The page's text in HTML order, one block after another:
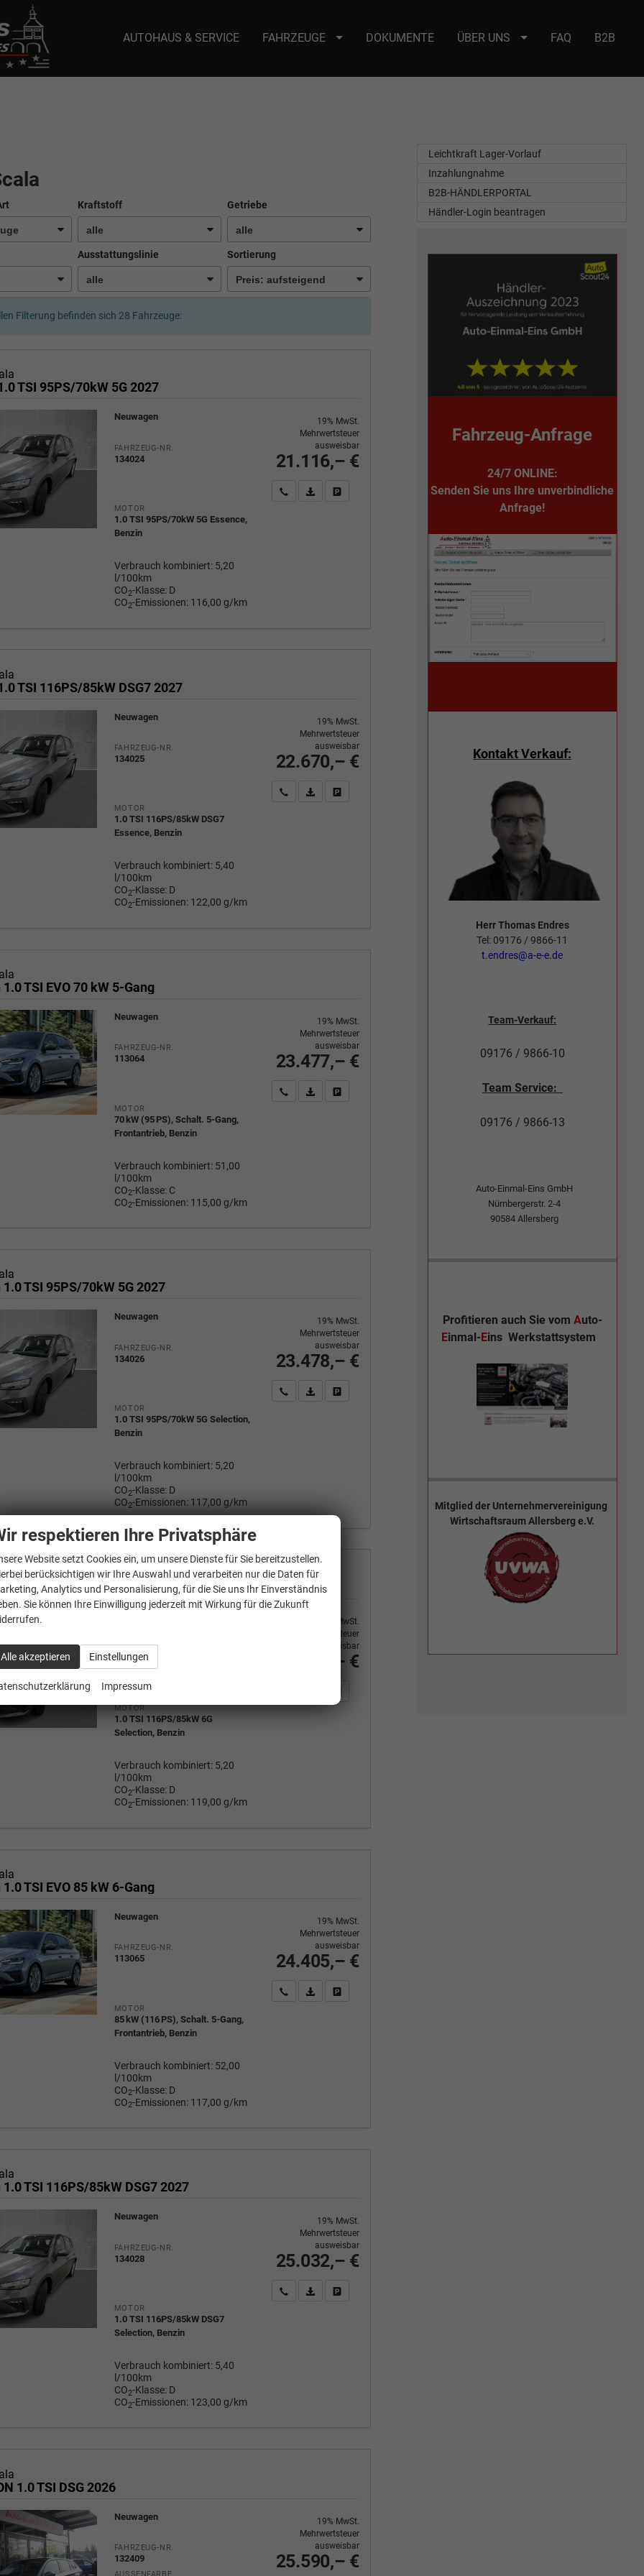
aee-de0k._domainkey.autoeinmaleins.onmicrosoft.com Host Name : selector2._domainkey Points to address or value: selector2-aee-
AUTOHAUS & SERVICE FAHRZEUGE DOKUMENTE ÜBER UNS FAQ B2B
Kraftstoff Getriebe
Ausstattungslinie Sortierung
Filterung befinden sich 28 Fahrzeuge:
TSI 95PS/70kW 5G 2027
Neuwagen
FAHRZEUG-NR.
134024
MOTOR
1.0 TSI 95PS/70kW 5G Essence,
Benzin
Verbrauch kombiniert: 5,20
l/100km
CO2-Klasse: D
CO2-Emissionen: 116,00 g/km
21.116,– €
19% MwSt.
Mehrwertsteuer
ausweisbar
Wir rufen Sie anPDF-Fahrzeugexposé drucken
Fahrzeug drucken, parken oder vergleichen
TSI 116PS/85kW DSG7 2027
Neuwagen
FAHRZEUG-NR.
134025
MOTOR
1.0 TSI 116PS/85kW DSG7
Essence, Benzin
Verbrauch kombiniert: 5,40
l/100km
CO2-Klasse: D
CO2-Emissionen: 122,00 g/km
22.670,– €
19% MwSt.
Mehrwertsteuer
ausweisbar
Wir rufen Sie anPDF-Fahrzeugexposé drucken
Fahrzeug drucken, parken oder vergleichen
TSI EVO 70 kW 5-Gang
Neuwagen
FAHRZEUG-NR.
113064
MOTOR
70 kW (95 PS), Schalt. 5-Gang,
Frontantrieb, Benzin
Verbrauch kombiniert: 51,00
l/100km
CO2-Klasse: C
CO2-Emissionen: 115,00 g/km
23.477,– €
19% MwSt.
Mehrwertsteuer
ausweisbar
Wir rufen Sie anPDF-Fahrzeugexposé drucken
Fahrzeug drucken, parken oder vergleichen
TSI 95PS/70kW 5G 2027
Neuwagen
FAHRZEUG-NR.
134026
MOTOR
1.0 TSI 95PS/70kW 5G Selection,
Benzin
Verbrauch kombiniert: 5,20
l/100km
CO2-Klasse: D
CO2-Emissionen: 117,00 g/km
23.478,– €
19% MwSt.
Mehrwertsteuer
ausweisbar
Wir rufen Sie anPDF-Fahrzeugexposé drucken
Fahrzeug drucken, parken oder vergleichen
TSI 116PS/85kW 6G 2027
FAHRZEUG-NR.
134027
MOTOR
1.0 TSI 116PS/85kW 6G
Selection, Benzin
Verbrauch kombiniert: 5,20
l/100km
CO2-Klasse: D
CO2-Emissionen: 119,00 g/km
24.204,– €
19% MwSt.
Mehrwertsteuer
ausweisbar
Wir rufen Sie anPDF-Fahrzeugexposé drucken
TSI EVO 85 kW 6-Gang
Neuwagen
FAHRZEUG-NR.
113065
MOTOR
85 kW (116 PS), Schalt. 5-Gang,
Frontantrieb, Benzin
Verbrauch kombiniert: 52,00
l/100km
CO2-Klasse: D
CO2-Emissionen: 117,00 g/km
24.405,– €
19% MwSt.
Mehrwertsteuer
ausweisbar
Wir rufen Sie anPDF-Fahrzeugexposé drucken
TSI 116PS/85kW DSG7 2027
Neuwagen
FAHRZEUG-NR.
134028
MOTOR
1.0 TSI 116PS/85kW DSG7
Selection, Benzin
Verbrauch kombiniert: 5,40
l/100km
CO2-Klasse: D
CO2-Emissionen: 123,00 g/km
25.032,– €
19% MwSt.
Mehrwertsteuer
ausweisbar
Wir rufen Sie anPDF-Fahrzeugexposé drucken
1.0 TSI DSG 2026
Neuwagen
FAHRZEUG-NR.
132409
AUSSENFARBE
25.590,– €
19% MwSt.
Mehrwertsteuer
ausweisbar
Leichtkraft Lager-Vorlauf
Inzahlungnahme
B2B-HÄNDLERPORTAL
Händler-Login beantragen
Fahrzeug-Anfrage
24/7 ONLINE:
Senden Sie uns Ihre unverbindliche
Anfrage!
Kontakt Verkauf:
Herr Thomas Endres
Tel: 09176 / 9866-11
t.endres@a-e-e.de
Team-Verkauf:
09176 / 9866-10
Team Service:
09176 / 9866-13
Auto-Einmal-Eins GmbH
Nürnbergerstr. 2-4
90584 Allersberg
Profitieren auch Sie vom Auto-
Einmal- Eins Werkstattsystem
Mitglied der Unternehmervereinigung
Wirtschaftsraum Allersberg e.V.
respektieren Ihre Privatsphäre
Website setzt Cookies ein, um unsere Dienste für Sie bereitzustellen.
berücksichtigen wir Ihre Auswahl und verarbeiten nur die Daten für
Analytics und Personalisierung, für die Sie uns Ihr Einverständnis
Sie können Ihre Einwilligung jederzeit mit Wirkung für die Zukunft
Alle akzeptieren Einstellungen
Impressum